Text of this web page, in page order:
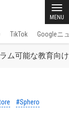
MENU
TikTok Googleニ
ム可能な教育向
#Sphero